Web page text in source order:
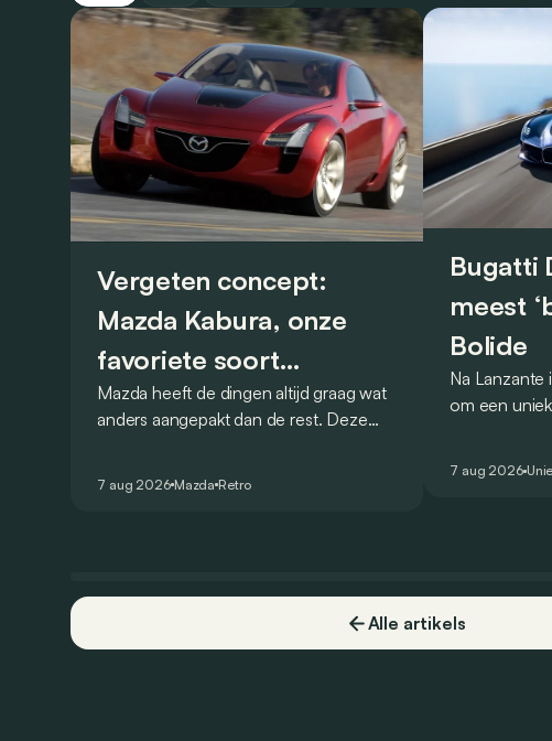
Vergeten concept:
Mazda Kabura, onze
favoriete soort
achterwielaandrijver
Mazda heeft de dingen altijd graag wat
anders aangepakt dan de rest. Deze
wijze.
7 aug 2026 Mazda Retro
Bugatti
meest
Bolide
Na Lanzante
om een
openbare weg.
7 aug 2026
Alle artikels